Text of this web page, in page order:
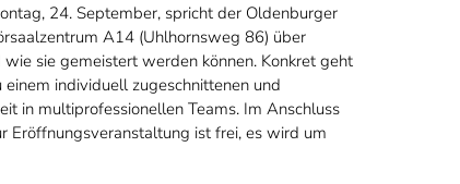
24. September, spricht der Oldenburger
A14 (Uhlhornsweg 86) über
sie gemeistert werden können. Konkret geht
individuell zugeschnittenen und
in multiprofessionellen Teams. Im Anschluss
Eröffnungsveranstaltung ist frei, es wird um